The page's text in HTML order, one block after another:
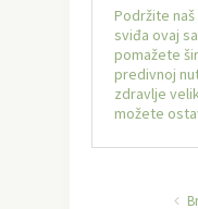
Podržite
sviđa ovaj
pomažete
predivnoj
zdravlje
možete